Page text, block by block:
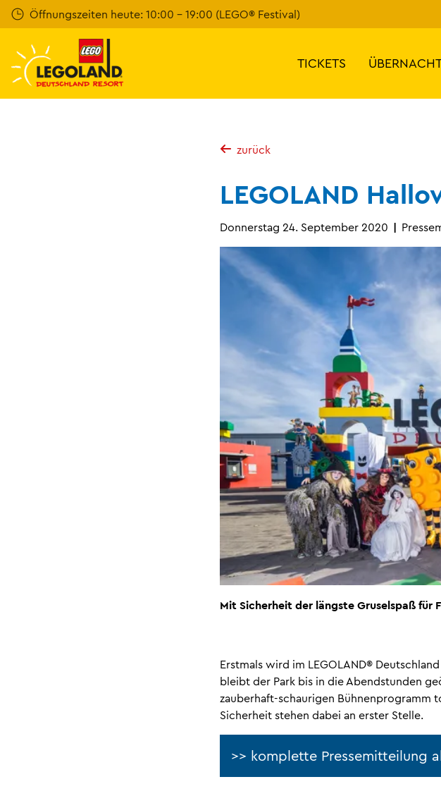
Weiter
zum
Hauptinhalt
Öffnungszeiten heute: 10:00 - 19:00 (LEGO® Festival)
TICKETS
zurück
LEGOLAND
Donnerstag 24. September 2020
Mit Sicherheit der längste Gruselspaß für
Erstmals wird im LEGOLAND®
bleibt der Park bis in die Abendstunden
zauberhaft-schaurigen Bühnenprogramm
Sicherheit stehen dabei an erster Stelle.
>> komplette Pressemitteilung